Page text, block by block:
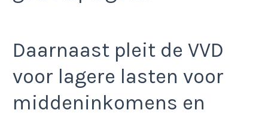
Daarnaast pleit de VVD
voor lagere lasten voor
middeninkomens en